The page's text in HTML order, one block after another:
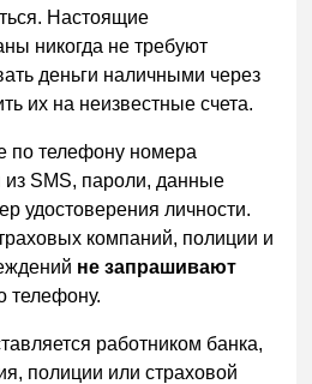
Настоящие
никогда не требуют
деньги наличными через
их на неизвестные счета.
по телефону номера
из SMS, пароли, данные
удостоверения личности.
компаний, полиции и
не запрашивают
телефону.
работником банка,
полиции или страховой